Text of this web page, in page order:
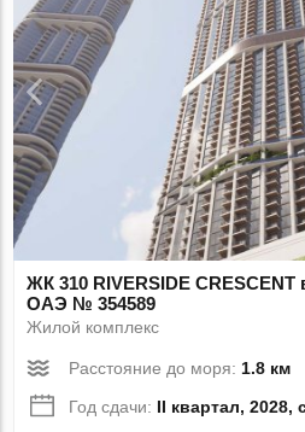
ЖК 310 RIVERSIDE CRESCENT
ОАЭ № 354589
Жилой комплекс
Расстояние до моря:1.8 км
Год сдачи: II квартал, 2028,